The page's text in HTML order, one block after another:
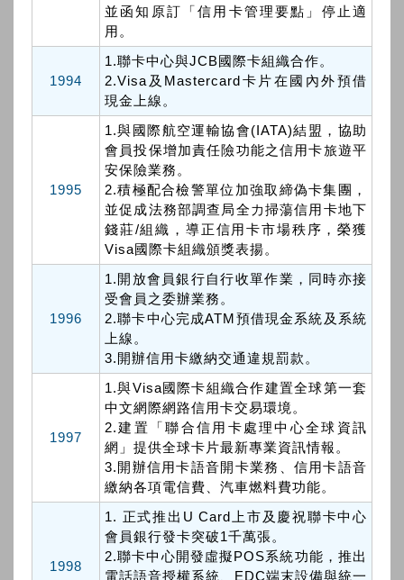
並函知原訂「信用卡管理要點」停止適
用。
1994
1.聯卡中心與JCB國際卡組織合作。
2.Visa及Mastercard卡片在國內外預借
現金上線。
1995
1.與國際航空運輸協會(IATA)結盟，協助
會員投保增加責任險功能之信用卡旅遊平
安保險業務。
2.積極配合檢警單位加強取締偽卡集團，
並促成法務部調查局全力掃蕩信用卡地下
錢莊/組織，導正信用卡市場秩序，榮獲
Visa國際卡組織頒獎表揚。
1996
1.開放會員銀行自行收單作業，同時亦接
受會員之委辦業務。
2.聯卡中心完成ATM預借現金系統及系統
上線。
3.開辦信用卡繳納交通違規罰款。
1997
1.與Visa國際卡組織合作建置全球第一套
中文網際網路信用卡交易環境。
2.建置「聯合信用卡處理中心全球資訊
網」提供全球卡片最新專業資訊情報。
3.開辦信用卡語音開卡業務、信用卡語音
繳納各項電信費、汽車燃料費功能。
1998
1. 正式推出U Card上市及慶祝聯卡中心
會員銀行發卡突破1千萬張。
2.聯卡中心開發虛擬POS系統功能，推出
電話語音授權系統、EDC端末設備與統一